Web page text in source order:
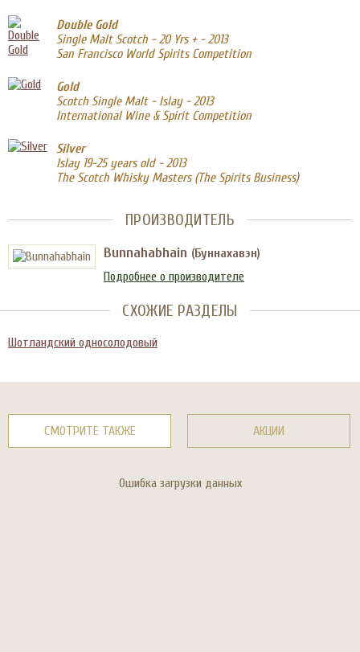
Double Gold
Single Malt Scotch - 20 Yrs + - 2013
San Francisco World Spirits Competition
Gold
Scotch Single Malt - Islay - 2013
International Wine & Spirit Competition
Silver
Islay 19-25 years old - 2013
The Scotch Whisky Masters (The Spirits Business)
ПРОИЗВОДИТЕЛЬ
Bunnahabhain (Буннахавэн)
Подробнее о производителе
СХОЖИЕ РАЗДЕЛЫ
Шотландский односолодовый
СМОТРИТЕ ТАКЖЕ АКЦИИ
Ошибка загрузки данных